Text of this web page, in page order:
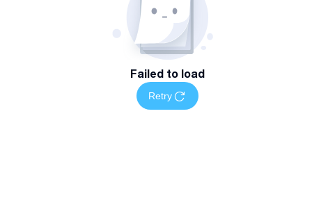
Failed to load
Retry